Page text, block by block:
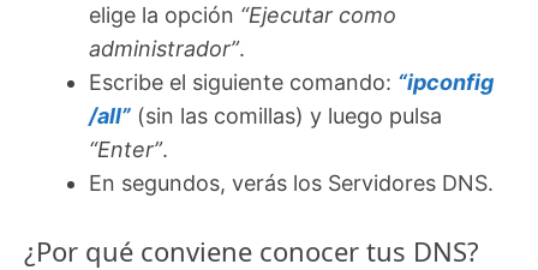
elige la opción “Ejecutar como
administrador”.
Escribe el siguiente comando: “ipconfig
/all” (sin las comillas) y luego pulsa
“Enter”.
En segundos, verás los Servidores DNS.
¿Por qué conviene conocer tus DNS?